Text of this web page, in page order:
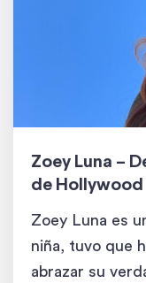
Zoey Luna –
de Hollywood
Zoey Luna es
niña, tuvo que
abrazar su